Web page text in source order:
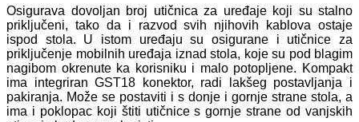
Osigurava dovoljan broj utičnica za uređaje koji su stalno
priključeni, tako da i razvod svih njihovih kablova ostaje
ispod stola. U istom uređaju su osigurane i utičnice za
priključenje mobilnih uređaja iznad stola, koje su pod blagim
nagibom okrenute ka korisniku i malo potopljene. Kompakt
ima integriran GST18 konektor, radi lakšeg postavljanja i
pakiranja. Može se postaviti i s donje i gornje strane stola, a
ima i poklopac koji štiti utičnice s gornje strane od vanjskih